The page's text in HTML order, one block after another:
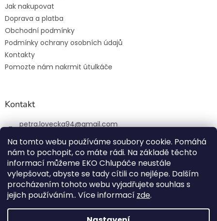
Na tomto webu používáme soubory cookie. Pomáhá
nám to pochopit, co máte rádi. Na základě těchto
informací můžeme EKO Chlupáče neustále
vylepšovat, abyste se tady cítili co nejlépe. Dalším
procházením tohoto webu vyjadřujete souhlas s
jejich používáním.. Více informací zde.
Jak nakupovat
Doprava a platba
Obchodní podmínky
Podmínky ochrany osobních údajů
Kontakty
Pomozte nám nakrmit útulkáče
Kontakt
petra.lovecka94@gmail.com
+420 774 131 648
ekochlupac.cz
Vytvořil Shoptet